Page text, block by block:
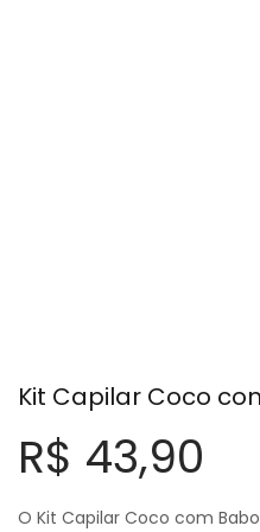
Kit Capilar Coco
R$ 43,90
O Kit Capilar Coco com